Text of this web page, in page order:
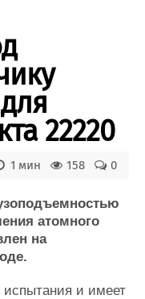
22220
0
158
1 мин
атомного
на
и имеет